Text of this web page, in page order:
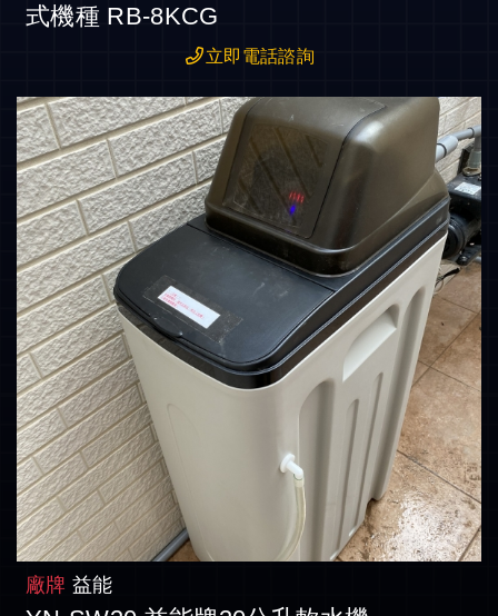
式機種 RB-8KCG
立即電話諮詢
廠牌 益能